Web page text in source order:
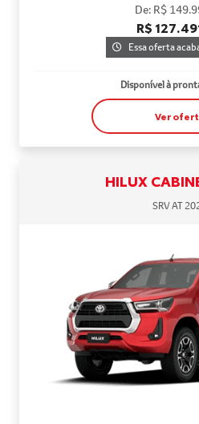
De: R$
R$
Essa oferta
Disponível à
Ver
HILUX
SRV AT